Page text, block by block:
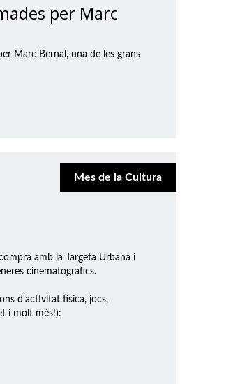
per Marc
Marc Bernal, una de les grans
Mes de la Cultura
amb la Targeta Urbana i
cinematogràfics.
d'actIvitat física, jocs,
i molt més!):